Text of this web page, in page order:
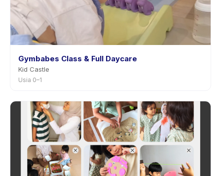
Gymbabes Class & Full Daycare
Kid Castle
Usia 0–1